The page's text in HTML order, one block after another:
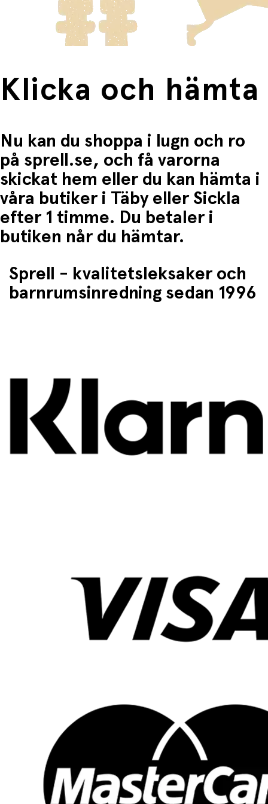
Fri frakt när du handlar för mer än 1500:-
Klicka och hämta
Nu kan du shoppa i lugn och ro
på sprell.se, och få varorna
skickat hem eller du kan hämta i
våra butiker i Täby eller Sickla
efter 1 timme. Du betaler i
butiken når du hämtar.
Sprell - kvalitetsleksaker och
barnrumsinredning sedan 1996